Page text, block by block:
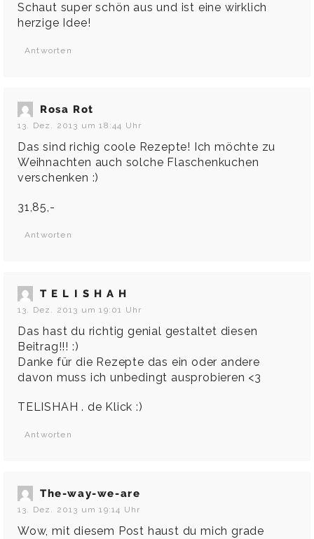
Schaut super schön aus und ist eine wirklich
herzige Idee!
Antworten
Rosa Rot
13. Dez. 2013 um 18:44 Uhr
Das sind richig coole Rezepte! Ich möchte zu
Weihnachten auch solche Flaschenkuchen
verschenken :)
31,85,-
Antworten
T E L I S H A H
13. Dez. 2013 um 19:01 Uhr
Das hast du richtig genial gestaltet diesen
Beitrag!!! :)
Danke für die Rezepte das ein oder andere
davon muss ich unbedingt ausprobieren <3
TELISHAH . de Klick :)
Antworten
The-way-we-are
13. Dez. 2013 um 19:14 Uhr
Wow, mit diesem Post haust du mich grade